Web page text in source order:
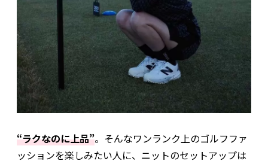
“ラクなのに上品”。そんなワンランク上のゴルフファ
ッションを楽しみたい人に、ニットのセットアップは